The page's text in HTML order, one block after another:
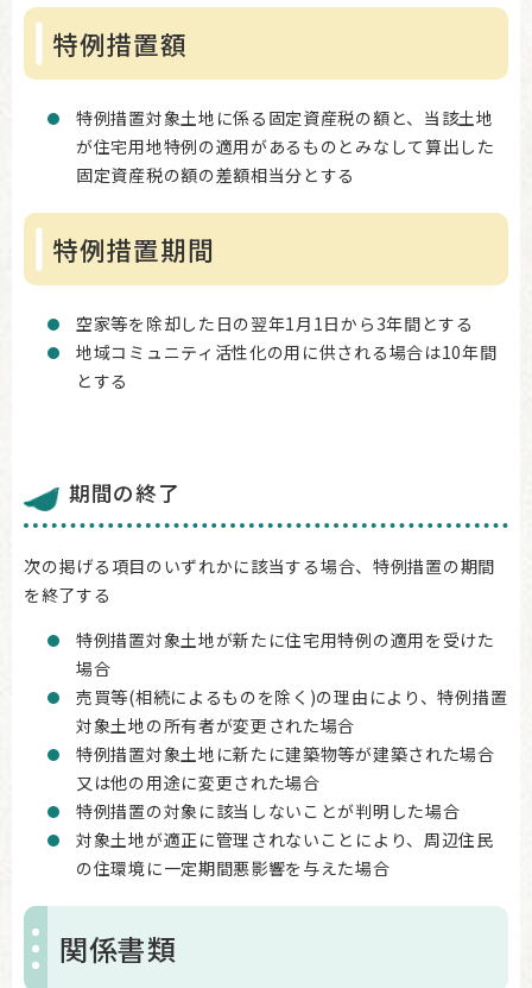
特例措置額
特例措置対象土地に係る固定資産税の額と、当該土地
が住宅用地特例の適用があるものとみなして算出した
固定資産税の額の差額相当分とする
特例措置期間
空家等を除却した日の翌年1月1日から3年間とする
地域コミュニティ活性化の用に供される場合は10年間
とする
期間の終了
次の掲げる項目のいずれかに該当する場合、特例措置の期間
を終了する
特例措置対象土地が新たに住宅用特例の適用を受けた
場合
売買等(相続によるものを除く)の理由により、特例措置
対象土地の所有者が変更された場合
特例措置対象土地に新たに建築物等が建築された場合
又は他の用途に変更された場合
特例措置の対象に該当しないことが判明した場合
対象土地が適正に管理されないことにより、周辺住民
の住環境に一定期間悪影響を与えた場合
関係書類